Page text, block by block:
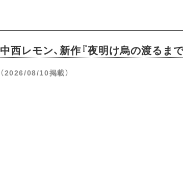
中西レモン、新作『夜明け烏の渡るま
（2026/08/10掲載）